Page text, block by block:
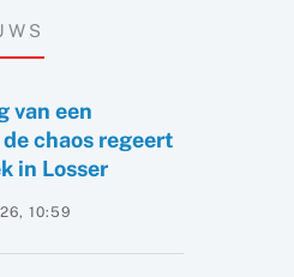
van een
chaos regeert
in Losser
10:59